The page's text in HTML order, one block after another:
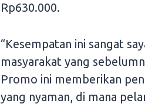
Rp630.000.
“Kesempatan ini sangat
masyarakat yang
Promo ini memberikan
yang nyaman, di mana